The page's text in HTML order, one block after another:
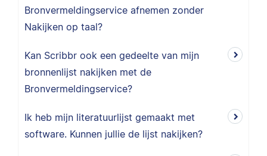
Bronvermeldingservice afnemen zonder
Nakijken op taal?
Kan Scribbr ook een gedeelte van mijn
bronnenlijst nakijken met de
Bronvermeldingservice?
Ik heb mijn literatuurlijst gemaakt met
software. Kunnen jullie de lijst nakijken?